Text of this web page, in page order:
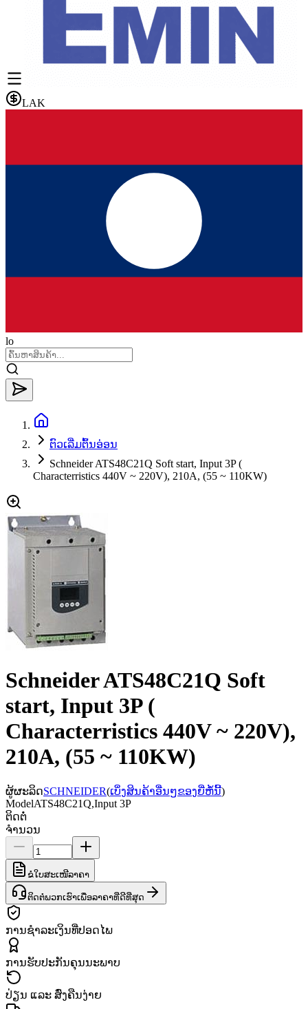
LAK
lo
ຕົວເລີ່ມຕົ້ນອ່ອນ
Schneider ATS48C21Q Soft start, Input 3P (
Characterristics 440V ~ 220V), 210A, (55 ~ 110KW)
Schneider ATS48C21Q Soft
start, Input 3P (
Characterristics 440V ~ 220V),
210A, (55 ~ 110KW)
ຜູ້ຜະລິດSCHNEIDER(ເບິ່ງສິນຄ້າອື່ນໆຂອງຍີ່ຫໍ້ນີ້)
ModelATS48C21Q,Input 3P
ຕິດຕໍ່
ຈຳນວນ
ຂໍໃບສະເໜີລາຄາ
ຕິດຕໍ່ພວກເຮົາເພື່ອລາຄາທີ່ດີທີ່ສຸດ
ການຊຳລະເງິນທີ່ປອດໄພ
ການຮັບປະກັນຄຸນນະພາບ
ປ່ຽນ ແລະ ສົ່ງຄືນງ່າຍ